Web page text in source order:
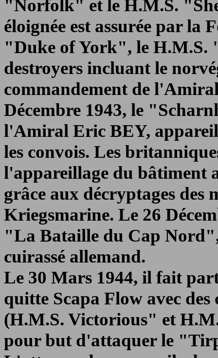
"Norfolk" et le H.M.S.
éloignée est assurée par la
"Duke of York", le H.M.S.
destroyers incluant le
commandement de
Décembre 1943, le
l'Amiral Eric BEY,
les convois. Les
l'appareillage du bâtiment
grâce aux décryptages des
Kriegsmarine. Le 26
"La Bataille du Cap
cuirassé allemand.
Le 30 Mars 1944, il fait
quitte Scapa Flow avec
(H.M.S. Victorious" et
pour but d'attaquer le